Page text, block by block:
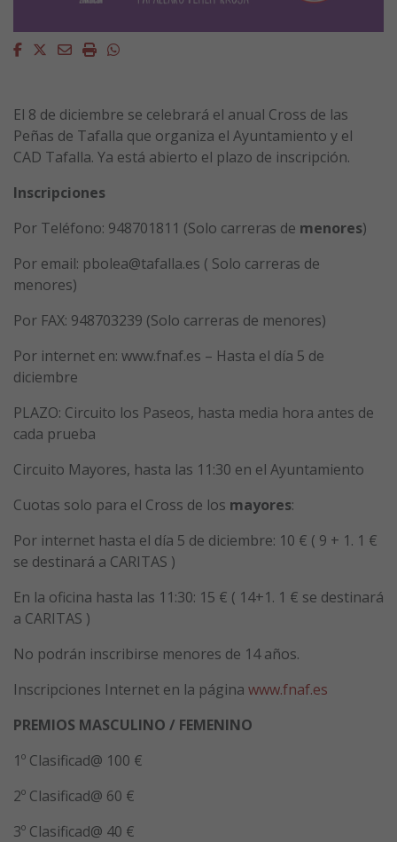
Facebook
Twitter
EmailImprimirWhatsapp
El 8 de diciembre se celebrará el anual Cross de las
Peñas de Tafalla que organiza el Ayuntamiento y el
CAD Tafalla. Ya está abierto el plazo de inscripción.
Inscripciones
Por Teléfono: 948701811 (Solo carreras de menores)
Por email: pbolea@tafalla.es ( Solo carreras de
menores)
Por FAX: 948703239 (Solo carreras de menores)
Por internet en: www.fnaf.es – Hasta el día 5 de
diciembre
PLAZO: Circuito los Paseos, hasta media hora antes de
cada prueba
Circuito Mayores, hasta las 11:30 en el Ayuntamiento
Cuotas solo para el Cross de los mayores:
Por internet hasta el día 5 de diciembre: 10 € ( 9 + 1. 1 €
se destinará a CARITAS )
En la oficina hasta las 11:30: 15 € ( 14+1. 1 € se destinará
a CARITAS )
No podrán inscribirse menores de 14 años.
Inscripciones Internet en la página www.fnaf.es
PREMIOS MASCULINO / FEMENINO
1º Clasificad@ 100 €
2º Clasificad@ 60 €
3º Clasificad@ 40 €